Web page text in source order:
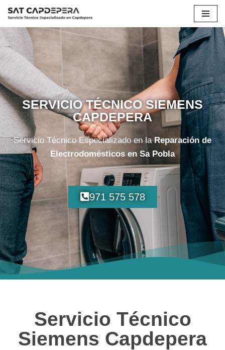
Saltar
al
contenido
SERVICIO TÉCNICO SIEMENS
CAPDEPERA
Servicio Técnico Especializado en laReparación de
Electrodomésticos en Sa Pobla
971 575 578
Servicio Técnico
Siemens Capdepera